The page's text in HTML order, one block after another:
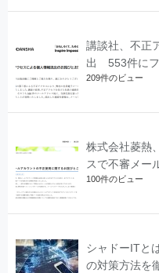
講談社、不正
出 553件にフ
209件のビュー
株式会社菱熱
スで不審メー
100件のビュー
シャドーITと
の対策方法を